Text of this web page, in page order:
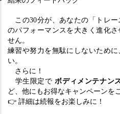
この30分が、あなたの「トレ
のパフォーマンスを大きく進化
せん。
練習や努力を無駄にしないため
い。
さらに！
学生限定で ボディメンテナン
ど、他にもお得なキャンペーンを
👉 詳細は続報をお楽しみに！